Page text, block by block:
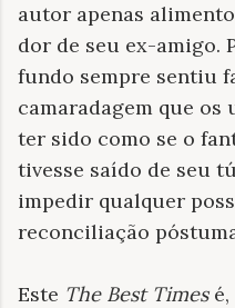
autor apenas
dor de seu ex-amigo.
fundo sempre sentiu
camaradagem que os
ter sido como se o
tivesse saído de seu
impedir qualquer
reconciliação
Este The Best Timesé,